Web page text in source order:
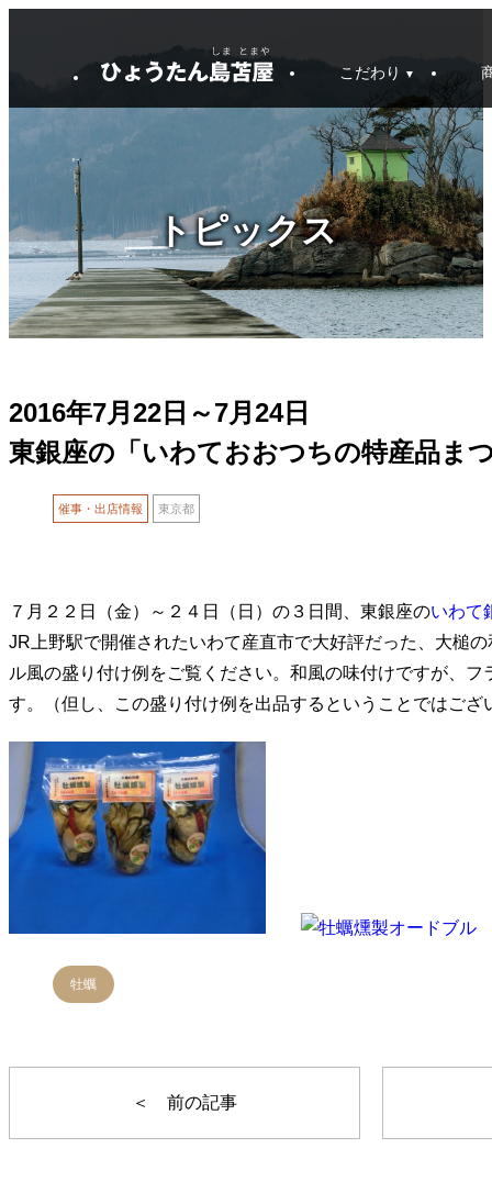
こだわり
トピックス
2016年7月22日～7月24日
東銀座の「いわておおつちの特産品ま
催事・出店情報 東京都
７月２２日（金）～２４日（日）の３日間、東銀座のいわて
JR上野駅で開催されたいわて産直市で大好評だった、大槌
ル風の盛り付け例をご覧ください。和風の味付けですが、
す。（但し、この盛り付け例を出品するということではござ
牡蠣
＜ 前の記事